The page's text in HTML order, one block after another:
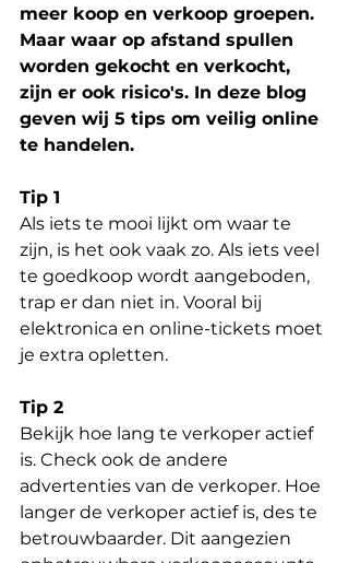
meer koop en verkoop groepen.
Maar waar op afstand spullen
worden gekocht en verkocht,
zijn er ook risico's. In deze blog
geven wij 5 tips om veilig online
te handelen.
Tip 1
Als iets te mooi lijkt om waar te
zijn, is het ook vaak zo. Als iets veel
te goedkoop wordt aangeboden,
trap er dan niet in. Vooral bij
elektronica en online-tickets moet
je extra opletten.
Tip 2
Bekijk hoe lang te verkoper actief
is. Check ook de andere
advertenties van de verkoper. Hoe
langer de verkoper actief is, des te
betrouwbaarder. Dit aangezien